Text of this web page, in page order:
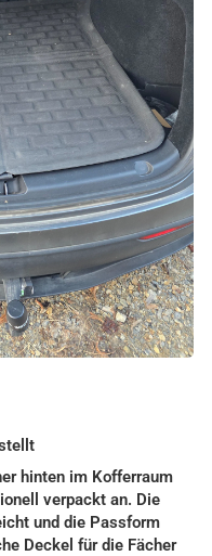
hinten im Kofferraum
verpackt an. Die
und die Passform
Deckel für die Fächer